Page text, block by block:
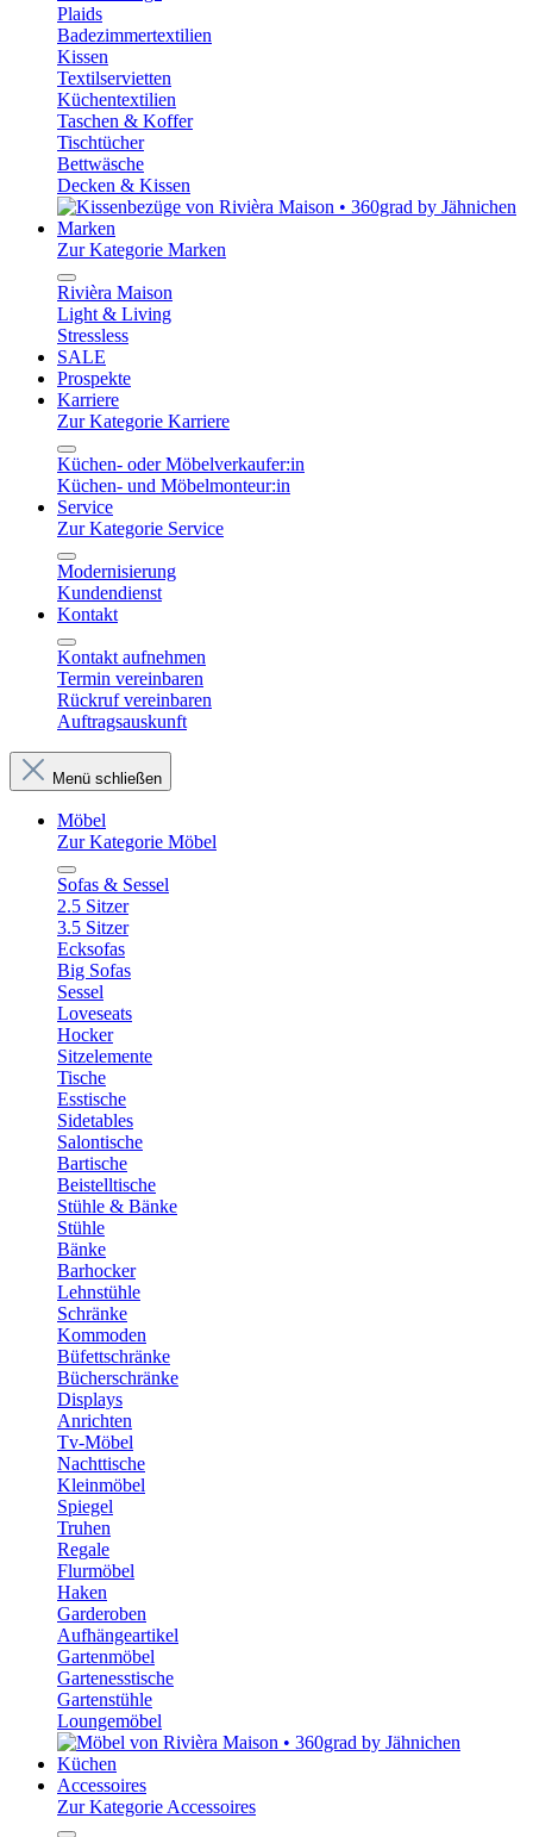
Plaids
Badezimmertextilien
Kissen
Textilservietten
Küchentextilien
Taschen & Koffer
Tischtücher
Bettwäsche
Decken & Kissen
Marken
Zur Kategorie Marken
Rivièra Maison
Light & Living
Stressless
SALE
Prospekte
Karriere
Zur Kategorie Karriere
Küchen- oder Möbelverkaufer:in
Küchen- und Möbelmonteur:in
Service
Zur Kategorie Service
Modernisierung
Kundendienst
Kontakt
Kontakt aufnehmen
Termin vereinbaren
Rückruf vereinbaren
Auftragsauskunft
Menü schließen
Möbel
Zur Kategorie Möbel
Sofas & Sessel
2.5 Sitzer
3.5 Sitzer
Ecksofas
Big Sofas
Sessel
Loveseats
Hocker
Sitzelemente
Tische
Esstische
Sidetables
Salontische
Bartische
Beistelltische
Stühle & Bänke
Stühle
Bänke
Barhocker
Lehnstühle
Schränke
Kommoden
Büfettschränke
Bücherschränke
Displays
Anrichten
Tv-Möbel
Nachttische
Kleinmöbel
Spiegel
Truhen
Regale
Flurmöbel
Haken
Garderoben
Aufhängeartikel
Gartenmöbel
Gartenesstische
Gartenstühle
Loungemöbel
Küchen
Accessoires
Zur Kategorie Accessoires